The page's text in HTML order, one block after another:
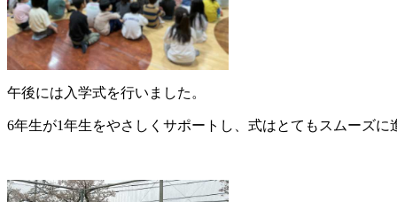
午後には入学式を行いました。
6年生が1年生をやさしくサポートし、式はとてもスムーズに